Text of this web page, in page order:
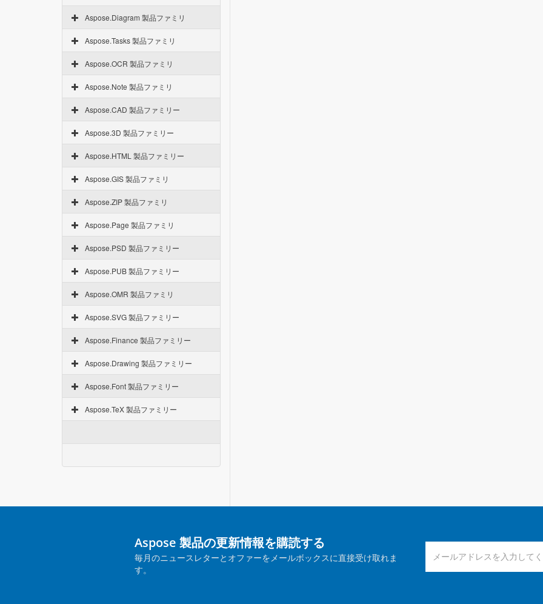
Aspose.Diagram 製品ファミリ
Aspose.Tasks 製品ファミリ
Aspose.OCR 製品ファミリ
Aspose.Note 製品ファミリ
Aspose.CAD 製品ファミリー
Aspose.3D 製品ファミリー
Aspose.HTML 製品ファミリー
Aspose.GIS 製品ファミリ
Aspose.ZIP 製品ファミリ
Aspose.Page 製品ファミリ
Aspose.PSD 製品ファミリー
Aspose.PUB 製品ファミリー
Aspose.OMR 製品ファミリ
Aspose.SVG 製品ファミリー
Aspose.Finance 製品ファミリー
Aspose.Drawing 製品ファミリー
Aspose.Font 製品ファミリー
Aspose.TeX 製品ファミリー
Aspose 製品の更新情報を購読する
毎月のニュースレターとオファーをメールボックスに直接受け取れま
す。